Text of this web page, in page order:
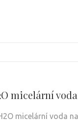
micelární
micelární voda